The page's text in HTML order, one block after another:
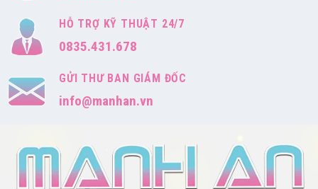
HỖ TRỢ KỸ THUẬT 24/7
0835.431.678
GỬI THƯ BAN GIÁM ĐỐC
info@manhan.vn